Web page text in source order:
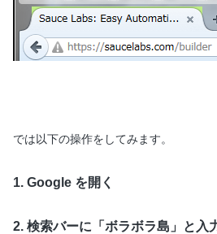
では以下の操作をしてみます。
1. Google を開く
2. 検索バーに「ボラボラ島」と入